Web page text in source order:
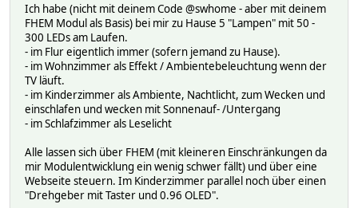
return i*i + i*2;
}
void sendOkResponse(WiFiClient client) {
client.println(F("HTTP/1.1 200 OK"));
client.println(F("Content-Type: text/html"));
client.println(F("Connection: close")); // the
client.println();
// standard response
client.print(stripe_numPixels());
client.print(F(","));
int oncount=0;
for(int i=0; i<stripe_numPixels(); i++) {
Ich habe (nicht mit deinem Code @swhome - aber mit deinem
FHEM Modul als Basis) bei mir zu Hause 5 "Lampen" mit 50 -
300 LEDs am Laufen.
- im Flur eigentlich immer (sofern jemand zu Hause).
- im Wohnzimmer als Effekt / Ambientebeleuchtung wenn der
TV läuft.
- im Kinderzimmer als Ambiente, Nachtlicht, zum Wecken und
einschlafen und wecken mit Sonnenauf- /Untergang
- im Schlafzimmer als Leselicht
Alle lassen sich über FHEM (mit kleineren Einschränkungen da
mir Modulentwicklung ein wenig schwer fällt) und über eine
Webseite steuern. Im Kinderzimmer parallel noch über einen
"Drehgeber mit Taster und 0.96 OLED".